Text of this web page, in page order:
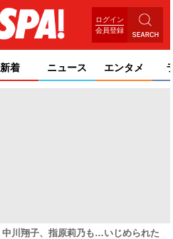
ログイン
会員登録
新着 ニュース エンタメ
中川翔子、指原莉乃も…いじめられた